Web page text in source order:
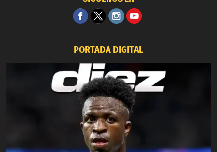
PORTADA DIGITAL